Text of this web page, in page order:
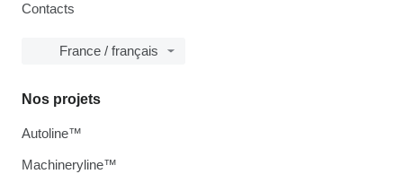
Contacts
France / français
Nos projets
Autoline™
Machineryline™